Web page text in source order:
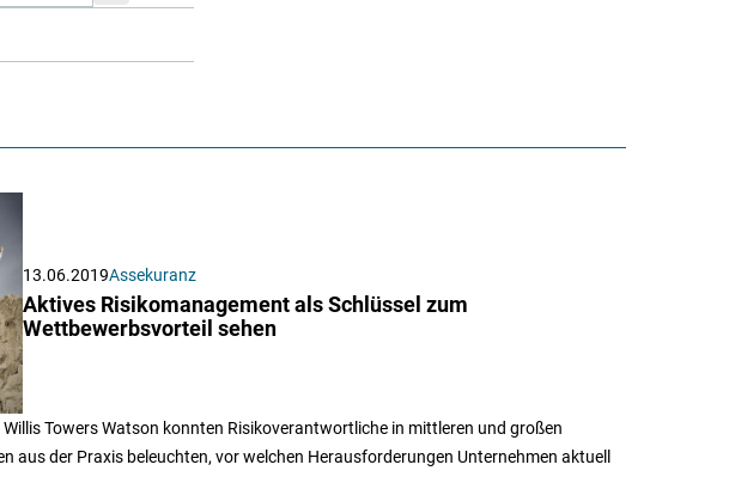
13.06.2019Assekuranz
Aktives Risikomanagement als Schlüssel zum
Wettbewerbsvorteil sehen
Willis Towers Watson konnten Risikoverantwortliche in mittleren und großen
aus der Praxis beleuchten, vor welchen Herausforderungen Unternehmen aktuell